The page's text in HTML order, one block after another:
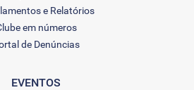
e Relatórios
em números
de Denúncias
EVENTOS